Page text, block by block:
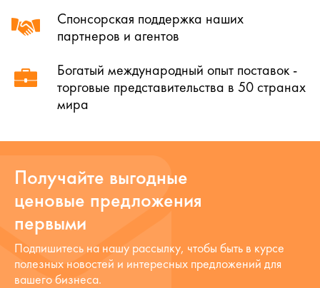
Спонсорская поддержка наших
партнеров и агентов
Богатый международный опыт поставок -
торговые представительства в 50 странах
мира
Получайте выгодные
ценовые предложения
первыми
Подпишитесь на нашу рассылку, чтобы быть в курсе
полезных новостей и интересных предложений для
вашего бизнеса.